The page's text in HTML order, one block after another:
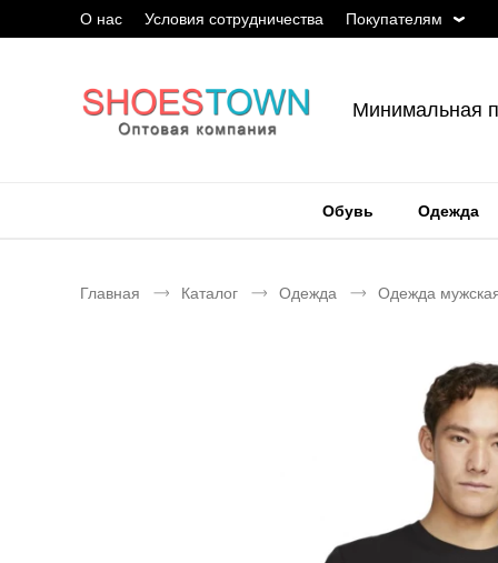
О нас Условия сотрудничества Покупателям
Минимальная
Обувь Одежда
Главная Каталог Одежда Одежда